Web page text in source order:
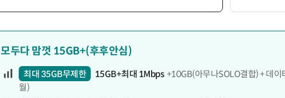
모두다 맘껏 15GB+(후후안심)
최대 35GB무제한 15GB+최대 1Mbps +10GB(아무나SOLO결합) + 데
월)